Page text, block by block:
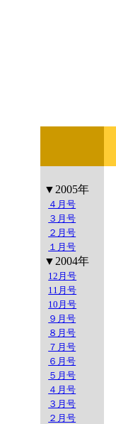
▼2005年
４月号
３月号
２月号
１月号
▼2004年
12月号
11月号
10月号
９月号
８月号
７月号
６月号
５月号
４月号
３月号
２月号